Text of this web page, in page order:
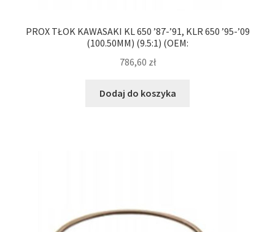
PROX TŁOK KAWASAKI KL 650 ’87-’91, KLR 650 ’95-’09
(100.50MM) (9.5:1) (OEM:
786,60 zł
Dodaj do koszyka